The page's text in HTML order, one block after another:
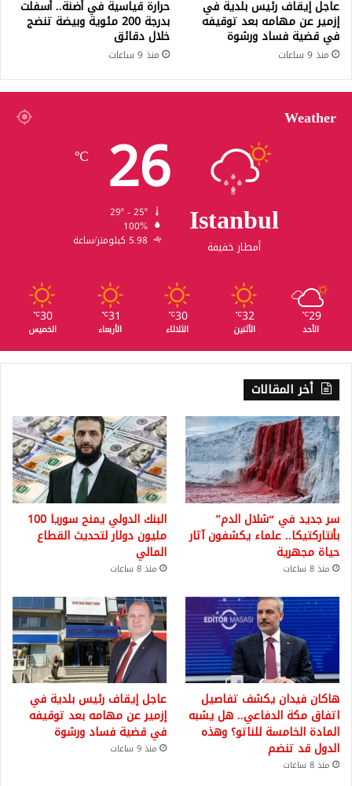
عاجل إيقاف رئيس بلدية في
إزمير عن مهامه بعد توقيفه
في قضية فساد ورشوة
منذ 9 ساعات
حرارة قياسية في أضنة.. أسفلت
بدرجة 200 مئوية وبيضة تنضج
خلال دقائق
منذ 9 ساعات
Weather
Istanbul
أمطار خفيفة
26
℃
100%
5.98 كيلومتر/ساعة
29
℃
الأحد
32
℃
الأثنين
30
℃
الثلاثاء
31
℃
الأربعاء
30
℃
الخميس
أخر المقالات
سر جديد في “شلال الدم”
بأنتاركتيكا.. علماء يكشفون آثار
حياة مجهرية
منذ 8 ساعات
البنك الدولي يمنح سوريا 100
مليون دولار لتحديث القطاع
المالي
منذ 8 ساعات
هاكان فيدان يكشف تفاصيل
اتفاق مكة الدفاعي.. هل يشبه
المادة الخامسة للناتو؟ وهذه
الدول قد تنضم
منذ 8 ساعات
عاجل إيقاف رئيس بلدية في
إزمير عن مهامه بعد توقيفه
في قضية فساد ورشوة
منذ 9 ساعات